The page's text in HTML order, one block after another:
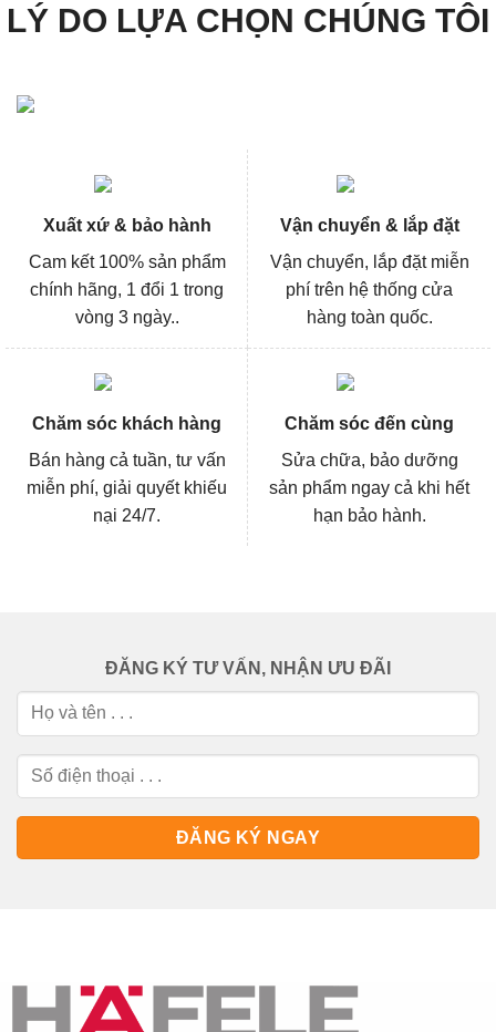
LÝ DO LỰA CHỌN CHÚNG TÔI
Xuất xứ & bảo hành
Cam kết 100% sản phẩm
chính hãng, 1 đổi 1 trong
vòng 3 ngày..
Vận chuyển & lắp đặt
Vận chuyển, lắp đặt miễn
phí trên hệ thống cửa
hàng toàn quốc.
Chăm sóc khách hàng
Bán hàng cả tuần, tư vấn
miễn phí, giải quyết khiếu
nại 24/7.
Chăm sóc đến cùng
Sửa chữa, bảo dưỡng
sản phẩm ngay cả khi hết
hạn bảo hành.
ĐĂNG KÝ TƯ VẤN, NHẬN ƯU ĐÃI